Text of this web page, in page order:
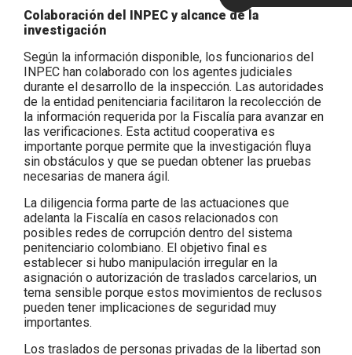
Colaboración del INPEC y alcance de la
investigación
Según la información disponible, los funcionarios del
INPEC han colaborado con los agentes judiciales
durante el desarrollo de la inspección. Las autoridades
de la entidad penitenciaria facilitaron la recolección de
la información requerida por la Fiscalía para avanzar en
las verificaciones. Esta actitud cooperativa es
importante porque permite que la investigación fluya
sin obstáculos y que se puedan obtener las pruebas
necesarias de manera ágil.
La diligencia forma parte de las actuaciones que
adelanta la Fiscalía en casos relacionados con
posibles redes de corrupción dentro del sistema
penitenciario colombiano. El objetivo final es
establecer si hubo manipulación irregular en la
asignación o autorización de traslados carcelarios, un
tema sensible porque estos movimientos de reclusos
pueden tener implicaciones de seguridad muy
importantes.
Los traslados de personas privadas de la libertad son